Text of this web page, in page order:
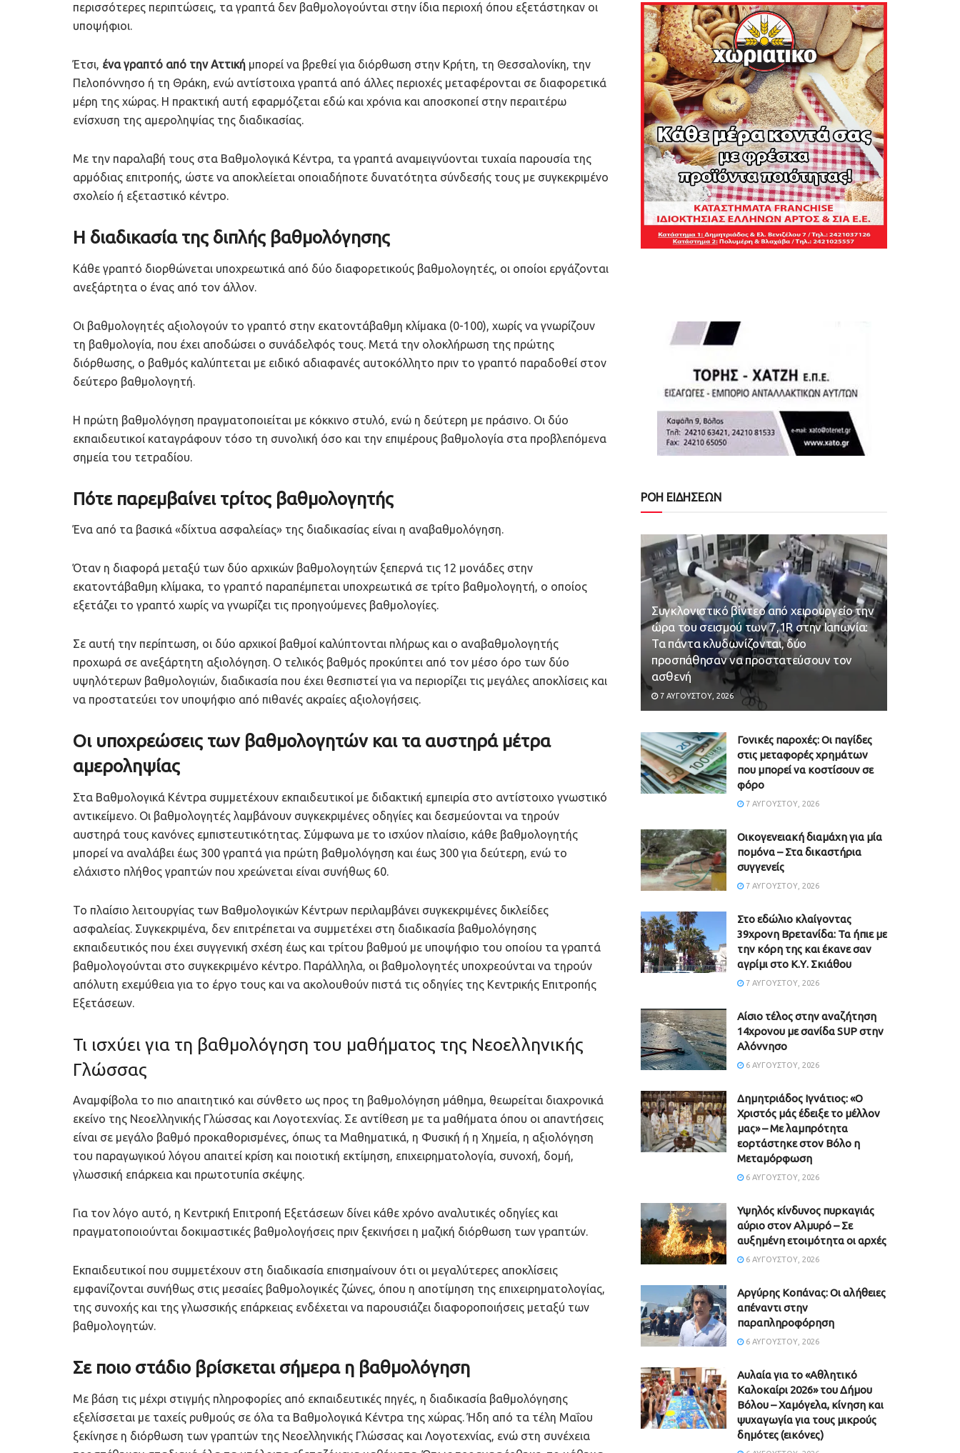
περισσότερες περιπτώσεις, τα γραπτά δεν βαθμολογούνται στην ίδια περιοχή όπου εξετάστηκαν οι
υποψήφιοι.
Έτσι, ένα γραπτό από την Αττική μπορεί να βρεθεί για διόρθωση στην Κρήτη, τη Θεσσαλονίκη, την
Πελοπόννησο ή τη Θράκη, ενώ αντίστοιχα γραπτά από άλλες περιοχές μεταφέρονται σε διαφορετικά
μέρη της χώρας. Η πρακτική αυτή εφαρμόζεται εδώ και χρόνια και αποσκοπεί στην περαιτέρω
ενίσχυση της αμεροληψίας της διαδικασίας.
Με την παραλαβή τους στα Βαθμολογικά Κέντρα, τα γραπτά αναμειγνύονται τυχαία παρουσία της
αρμόδιας επιτροπής, ώστε να αποκλείεται οποιαδήποτε δυνατότητα σύνδεσής τους με συγκεκριμένο
σχολείο ή εξεταστικό κέντρο.
Η διαδικασία της διπλής βαθμολόγησης
Κάθε γραπτό διορθώνεται υποχρεωτικά από δύο διαφορετικούς βαθμολογητές, οι οποίοι εργάζονται
ανεξάρτητα ο ένας από τον άλλον.
Οι βαθμολογητές αξιολογούν το γραπτό στην εκατοντάβαθμη κλίμακα (0-100), χωρίς να γνωρίζουν
τη βαθμολογία, που έχει αποδώσει ο συνάδελφός τους. Μετά την ολοκλήρωση της πρώτης
διόρθωσης, ο βαθμός καλύπτεται με ειδικό αδιαφανές αυτοκόλλητο πριν το γραπτό παραδοθεί στον
δεύτερο βαθμολογητή.
Η πρώτη βαθμολόγηση πραγματοποιείται με κόκκινο στυλό, ενώ η δεύτερη με πράσινο. Οι δύο
εκπαιδευτικοί καταγράφουν τόσο τη συνολική όσο και την επιμέρους βαθμολογία στα προβλεπόμενα
σημεία του τετραδίου.
Πότε παρεμβαίνει τρίτος βαθμολογητής
Ένα από τα βασικά «δίχτυα ασφαλείας» της διαδικασίας είναι η αναβαθμολόγηση.
Όταν η διαφορά μεταξύ των δύο αρχικών βαθμολογητών ξεπερνά τις 12 μονάδες στην
εκατοντάβαθμη κλίμακα, το γραπτό παραπέμπεται υποχρεωτικά σε τρίτο βαθμολογητή, ο οποίος
εξετάζει το γραπτό χωρίς να γνωρίζει τις προηγούμενες βαθμολογίες.
Σε αυτή την περίπτωση, οι δύο αρχικοί βαθμοί καλύπτονται πλήρως και ο αναβαθμολογητής
προχωρά σε ανεξάρτητη αξιολόγηση. Ο τελικός βαθμός προκύπτει από τον μέσο όρο των δύο
υψηλότερων βαθμολογιών, διαδικασία που έχει θεσπιστεί για να περιορίζει τις μεγάλες αποκλίσεις και
να προστατεύει τον υποψήφιο από πιθανές ακραίες αξιολογήσεις.
Οι υποχρεώσεις των βαθμολογητών και τα αυστηρά μέτρα
αμεροληψίας
Στα Βαθμολογικά Κέντρα συμμετέχουν εκπαιδευτικοί με διδακτική εμπειρία στο αντίστοιχο γνωστικό
αντικείμενο. Οι βαθμολογητές λαμβάνουν συγκεκριμένες οδηγίες και δεσμεύονται να τηρούν
αυστηρά τους κανόνες εμπιστευτικότητας. Σύμφωνα με το ισχύον πλαίσιο, κάθε βαθμολογητής
μπορεί να αναλάβει έως 300 γραπτά για πρώτη βαθμολόγηση και έως 300 για δεύτερη, ενώ το
ελάχιστο πλήθος γραπτών που χρεώνεται είναι συνήθως 60.
Το πλαίσιο λειτουργίας των Βαθμολογικών Κέντρων περιλαμβάνει συγκεκριμένες δικλείδες
ασφαλείας. Συγκεκριμένα, δεν επιτρέπεται να συμμετέχει στη διαδικασία βαθμολόγησης
εκπαιδευτικός που έχει συγγενική σχέση έως και τρίτου βαθμού με υποψήφιο του οποίου τα γραπτά
βαθμολογούνται στο συγκεκριμένο κέντρο. Παράλληλα, οι βαθμολογητές υποχρεούνται να τηρούν
απόλυτη εχεμύθεια για το έργο τους και να ακολουθούν πιστά τις οδηγίες της Κεντρικής Επιτροπής
Εξετάσεων.
Τι ισχύει για τη βαθμολόγηση του μαθήματος της Νεοελληνικής
Γλώσσας
Αναμφίβολα το πιο απαιτητικό και σύνθετο ως προς τη βαθμολόγηση μάθημα, θεωρείται διαχρονικά
εκείνο της Νεοελληνικής Γλώσσας και Λογοτεχνίας. Σε αντίθεση με τα μαθήματα όπου οι απαντήσεις
είναι σε μεγάλο βαθμό προκαθορισμένες, όπως τα Μαθηματικά, η Φυσική ή η Χημεία, η αξιολόγηση
του παραγωγικού λόγου απαιτεί κρίση και ποιοτική εκτίμηση, επιχειρηματολογία, συνοχή, δομή,
γλωσσική επάρκεια και πρωτοτυπία σκέψης.
Για τον λόγο αυτό, η Κεντρική Επιτροπή Εξετάσεων δίνει κάθε χρόνο αναλυτικές οδηγίες και
πραγματοποιούνται δοκιμαστικές βαθμολογήσεις πριν ξεκινήσει η μαζική διόρθωση των γραπτών.
Εκπαιδευτικοί που συμμετέχουν στη διαδικασία επισημαίνουν ότι οι μεγαλύτερες αποκλίσεις
εμφανίζονται συνήθως στις μεσαίες βαθμολογικές ζώνες, όπου η αποτίμηση της επιχειρηματολογίας,
της συνοχής και της γλωσσικής επάρκειας ενδέχεται να παρουσιάζει διαφοροποιήσεις μεταξύ των
βαθμολογητών.
Σε ποιο στάδιο βρίσκεται σήμερα η βαθμολόγηση
Με βάση τις μέχρι στιγμής πληροφορίες από εκπαιδευτικές πηγές, η διαδικασία βαθμολόγησης
εξελίσσεται με ταχείς ρυθμούς σε όλα τα Βαθμολογικά Κέντρα της χώρας. Ήδη από τα τέλη Μαΐου
ξεκίνησε η διόρθωση των γραπτών της Νεοελληνικής Γλώσσας και Λογοτεχνίας, ενώ στη συνέχεια
ΡΟΗ ΕΙΔΗΣΕΩΝ
Συγκλονιστικό βίντεο από χειρουργείο την
ώρα του σεισμού των 7,1R στην Ιαπωνία:
Τα πάντα κλυδωνίζονται, δύο
προσπάθησαν να προστατεύσουν τον
ασθενή
7 ΑΥΓΟΎΣΤΟΥ, 2026
Γονικές παροχές: Οι παγίδες
στις μεταφορές χρημάτων
που μπορεί να κοστίσουν σε
φόρο
7 ΑΥΓΟΎΣΤΟΥ, 2026
Οικογενειακή διαμάχη για μία
πομόνα – Στα δικαστήρια
συγγενείς
7 ΑΥΓΟΎΣΤΟΥ, 2026
Στο εδώλιο κλαίγοντας
39χρονη Βρετανίδα: Τα ήπιε με
την κόρη της και έκανε σαν
αγρίμι στο Κ.Υ. Σκιάθου
7 ΑΥΓΟΎΣΤΟΥ, 2026
Αίσιο τέλος στην αναζήτηση
14χρονου με σανίδα SUP στην
Αλόννησο
6 ΑΥΓΟΎΣΤΟΥ, 2026
Δημητριάδος Ιγνάτιος: «Ο
Χριστός μάς έδειξε το μέλλον
μας» – Με λαμπρότητα
εορτάστηκε στον Βόλο η
Μεταμόρφωση
6 ΑΥΓΟΎΣΤΟΥ, 2026
Υψηλός κίνδυνος πυρκαγιάς
αύριο στον Αλμυρό – Σε
αυξημένη ετοιμότητα οι αρχές
6 ΑΥΓΟΎΣΤΟΥ, 2026
Aργύρης Κοπάνας: Οι αλήθειες
απέναντι στην
παραπληροφόρηση
6 ΑΥΓΟΎΣΤΟΥ, 2026
Αυλαία για το «Αθλητικό
Καλοκαίρι 2026» του Δήμου
Βόλου – Χαμόγελα, κίνηση και
ψυχαγωγία για τους μικρούς
δημότες (εικόνες)